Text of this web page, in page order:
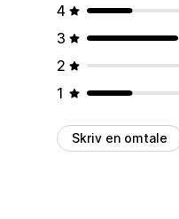
4
3
2
1
Skriv en omtale